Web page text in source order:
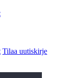
Tilaa uutiskirje